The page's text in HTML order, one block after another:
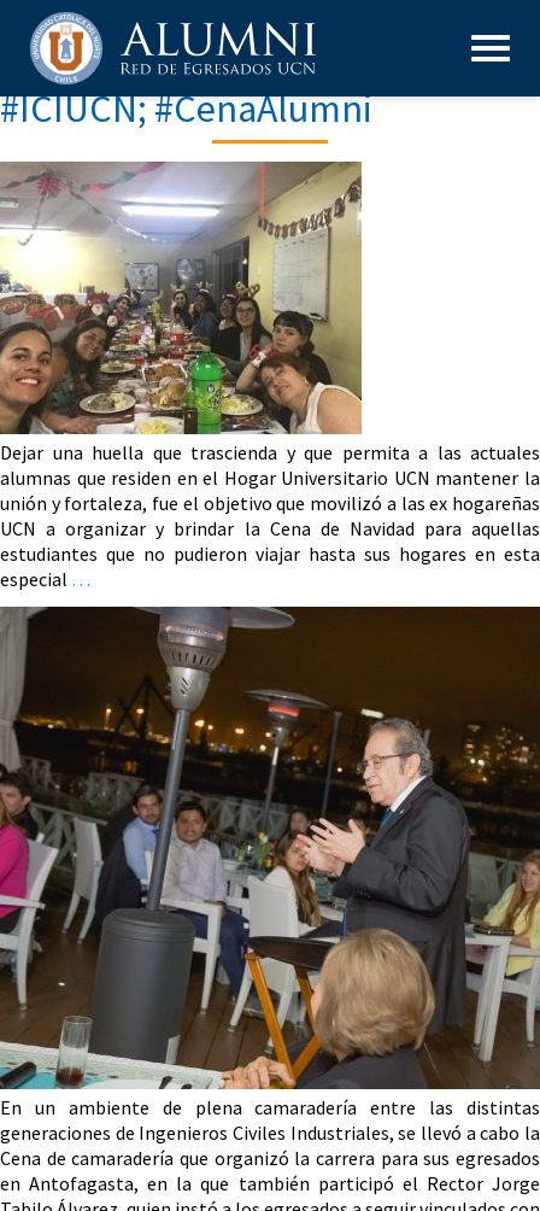
#ICIUCN; #CenaAlumni
Dejar una huella que trascienda y que permita a las actuales
alumnas que residen en el Hogar Universitario UCN mantener la
unión y fortaleza, fue el objetivo que movilizó a las ex hogareñas
UCN a organizar y brindar la Cena de Navidad para aquellas
estudiantes que no pudieron viajar hasta sus hogares en esta
especial …
En un ambiente de plena camaradería entre las distintas
generaciones de Ingenieros Civiles Industriales, se llevó a cabo la
Cena de camaradería que organizó la carrera para sus egresados
en Antofagasta, en la que también participó el Rector Jorge